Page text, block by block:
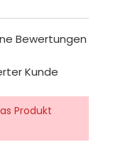
Bewertungen
Kunde
Produkt